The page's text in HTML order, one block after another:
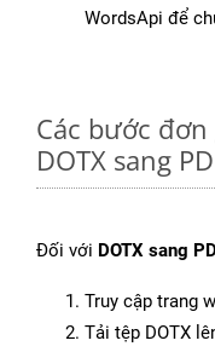
WordsApi để
Các bước
DOTX sang
Đối với DOTX sang
Truy cập trang
Tải tệp DOTX